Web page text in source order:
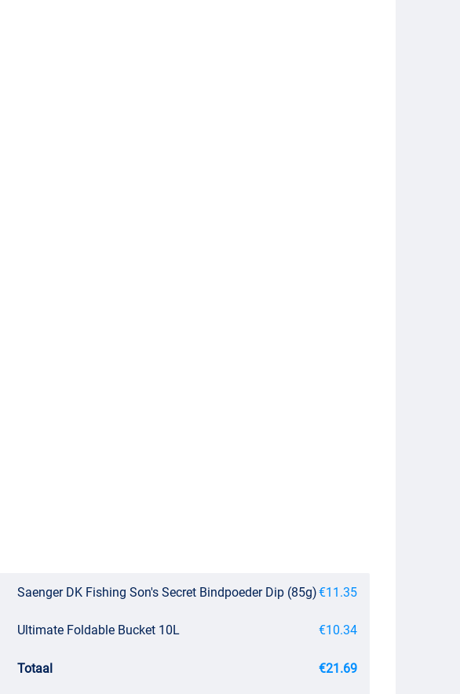
Saenger DK Fishing Son's Secret Bindpoeder Dip (85g)€11.35
Ultimate Foldable Bucket 10L €10.34
Totaal €21.69